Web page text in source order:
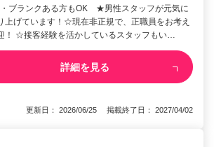
ブランクある方もOK ★男性スタッフが元気に
上げています！☆現在非正規で、正職員をお考え
！ ☆接客経験を活かしているスタッフもい…
詳細を見る
更新日： 2026/06/25 掲載終了日： 2027/04/02